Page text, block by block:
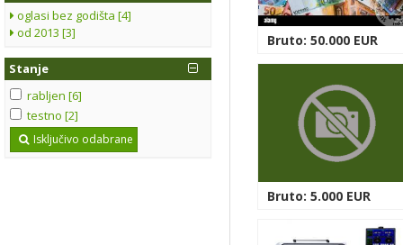
oglasi bez godišta [4]
od 2013 [3]
Stanje
rabljen [6]
testno [2]
Isključivo odabrane
Bruto: 50.000 EUR
Bruto: 5.000 EUR